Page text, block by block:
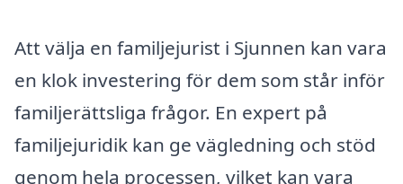
Att välja en familjejurist i Sjunnen kan vara
en klok investering för dem som står inför
familjerättsliga frågor. En expert på
familjejuridik kan ge vägledning och stöd
genom hela processen, vilket kan vara